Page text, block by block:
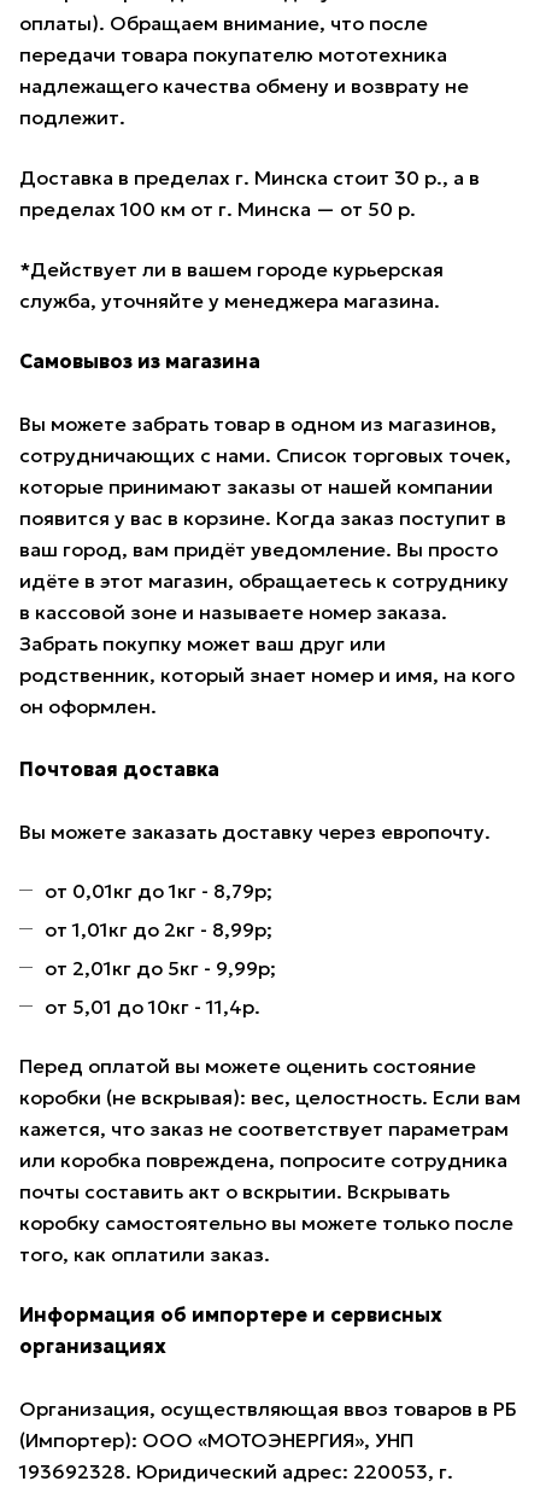
оплаты). Обращаем внимание, что после
передачи товара покупателю мототехника
надлежащего качества обмену и возврату не
подлежит.
Доставка в пределах г. Минска стоит 30 р., а в
пределах 100 км от г. Минска — от 50 р.
*Действует ли в вашем городе курьерская
служба, уточняйте у менеджера магазина.
Самовывоз из магазина
Вы можете забрать товар в одном из магазинов,
сотрудничающих с нами. Список торговых точек,
которые принимают заказы от нашей компании
появится у вас в корзине. Когда заказ поступит в
ваш город, вам придёт уведомление. Вы просто
идёте в этот магазин, обращаетесь к сотруднику
в кассовой зоне и называете номер заказа.
Забрать покупку может ваш друг или
родственник, который знает номер и имя, на кого
он оформлен.
Почтовая доставка
Вы можете заказать доставку через европочту.
от 0,01кг до 1кг - 8,79р;
от 1,01кг до 2кг - 8,99р;
от 2,01кг до 5кг - 9,99р;
от 5,01 до 10кг - 11,4р.
Перед оплатой вы можете оценить состояние
коробки (не вскрывая): вес, целостность. Если вам
кажется, что заказ не соответствует параметрам
или коробка повреждена, попросите сотрудника
почты составить акт о вскрытии. Вскрывать
коробку самостоятельно вы можете только после
того, как оплатили заказ.
Информация об импортере и сервисных
организациях
Организация, осуществляющая ввоз товаров в РБ
(Импортер): ООО «МОТОЭНЕРГИЯ», УНП
193692328. Юридический адрес: 220053, г.